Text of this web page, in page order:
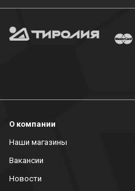
О компании
Наши магазины
Вакансии
Новости